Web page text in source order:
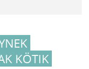
KÖTIK